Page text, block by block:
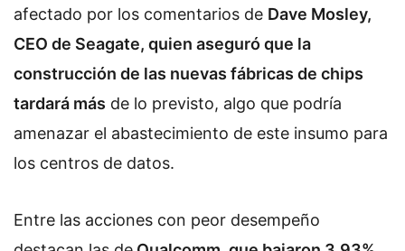
afectado por los comentarios de Dave Mosley,
CEO de Seagate, quien aseguró que la
construcción de las nuevas fábricas de chips
tardará más de lo previsto, algo que podría
amenazar el abastecimiento de este insumo para
los centros de datos.
Entre las acciones con peor desempeño